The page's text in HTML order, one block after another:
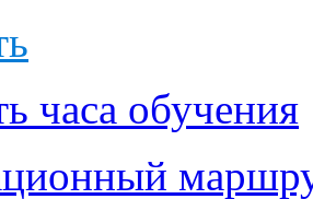
часа обучения